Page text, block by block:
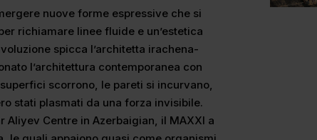
nuove forme espressive che si
richiamare linee fluide e un’estetica
spicca l’architetta irachena-
l’architettura contemporanea con
scorrono, le pareti si incurvano,
stati plasmati da una forza invisibile.
Aliyev Centre in Azerbaigian, il MAXXI a